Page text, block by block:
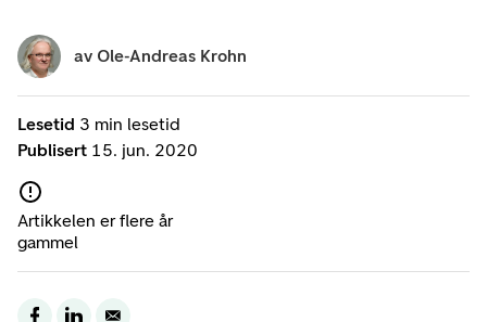
Lesetid 3 min lesetid
Publisert 15. jun. 2020
Artikkelen er flere år
gammel
av Ole-Andreas Krohn